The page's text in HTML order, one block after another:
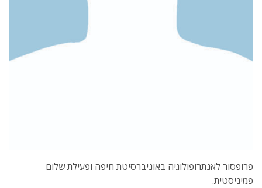
פרופסור לאנתרופולוגיה באוניברסיטת חיפה ופעילת שלום
פמיניסטית.